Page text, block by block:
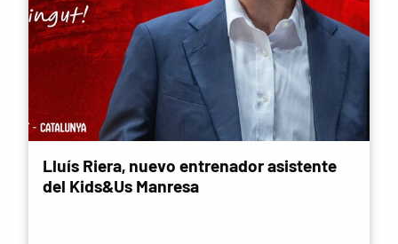
Lluís Riera, nuevo entrenador asistente
del Kids&Us Manresa